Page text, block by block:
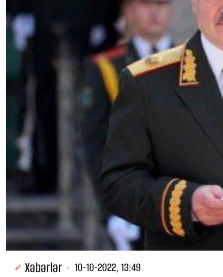
Xəbərlər 10-10-2022, 13:49